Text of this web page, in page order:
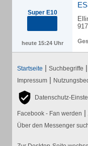
Super E10
heute 15:24 Uhr
Startseite | Suchbegriffe |
Impressum |
Datenschutz-
Facebook - Fan werden |
Über den Messenger